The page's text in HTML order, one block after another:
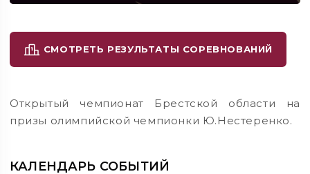
СМОТРЕТЬ РЕЗУЛЬТАТЫ СОРЕВНОВАНИЙ
Открытый чемпионат Брестской области на
призы олимпийской чемпионки Ю.Нестеренко.
КАЛЕНДАРЬ СОБЫТИЙ